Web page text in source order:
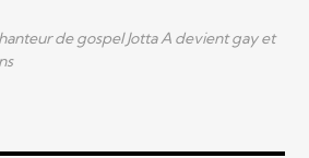
de gospel Jotta A devient gay et